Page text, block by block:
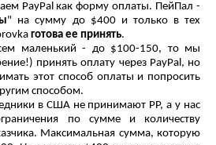
PayPal как форму оплаты. ПейПал -
" на сумму до $400 и только в тех
готова ее принять.
маленький - до $100-150, то мы
принять оплату через PayPal, но
этот способ оплаты и попросить
способом.
в США не принимают РР, а у нас
по сумме и количеству
Максимальная сумма, которую